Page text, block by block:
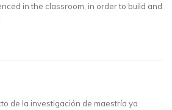
in the classroom, in order to build and
de la investigación de maestría ya